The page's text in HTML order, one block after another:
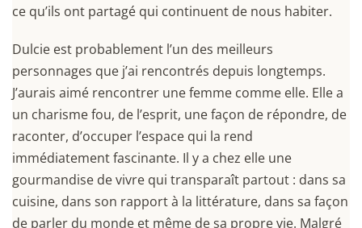
ce qu’ils ont partagé qui continuent de nous habiter.
Dulcie est probablement l’un des meilleurs
personnages que j’ai rencontrés depuis longtemps.
J’aurais aimé rencontrer une femme comme elle. Elle a
un charisme fou, de l’esprit, une façon de répondre, de
raconter, d’occuper l’espace qui la rend
immédiatement fascinante. Il y a chez elle une
gourmandise de vivre qui transparaît partout : dans sa
cuisine, dans son rapport à la littérature, dans sa façon
de parler du monde et même de sa propre vie. Malgré